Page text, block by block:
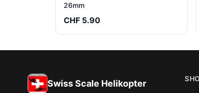
26mm
CHF 5.90
Swiss Scale Helikopter